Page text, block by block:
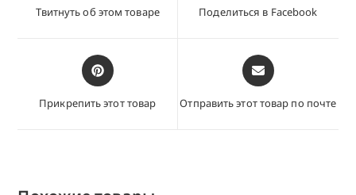
новом
Твитнуть об этом товаре
новом
Поделиться в Facebook
Открывается
в
Прикрепить этот товар
Открывается
в
Отправить этот товар по почте